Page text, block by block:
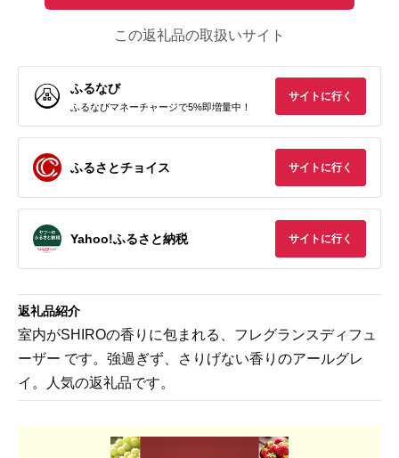
この返礼品の取扱いサイト
ふるなび
ふるなびマネーチャージで5%即増量中！
サイトに行く
ふるさとチョイス サイトに行く
Yahoo!ふるさと納税 サイトに行く
返礼品紹介
室内がSHIROの香りに包まれる、フレグランスディフュ
ーザー です。強過ぎず、さりげない香りのアールグレ
イ。人気の返礼品です。